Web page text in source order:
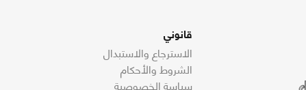
قانوني
الاسترجاع والاستبدال
الشروط والأحكام
سياسة الخصوصية